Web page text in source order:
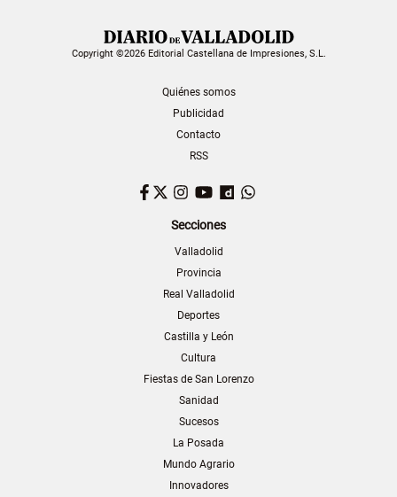
Copyright ©2026 Editorial Castellana de Impresiones, S.L.
Quiénes somos
Publicidad
Contacto
RSS
Facebook
TwitterInstagram
YouTubeDailymotion
Secciones
Valladolid
Provincia
Real Valladolid
Deportes
Castilla y León
Cultura
Fiestas de San Lorenzo
Sanidad
Sucesos
La Posada
Mundo Agrario
Innovadores